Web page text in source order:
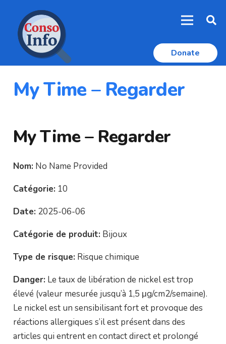
Donate
My Time – Regarder
My Time – Regarder
Nom: No Name Provided
Catégorie: 10
Date: 2025-06-06
Catégorie de produit: Bijoux
Type de risque: Risque chimique
Danger: Le taux de libération de nickel est trop
élevé (valeur mesurée jusqu’à 1,5 μg/cm2/semaine).
Le nickel est un sensibilisant fort et provoque des
réactions allergiques s’il est présent dans des
articles qui entrent en contact direct et prolongé